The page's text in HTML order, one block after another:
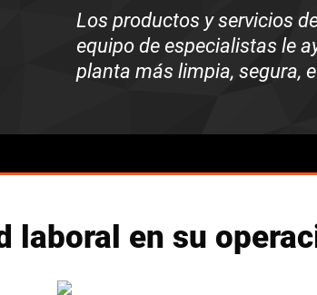
Los productos y servicios
equipo de especialistas le
planta más limpia, segura,
laboral en su